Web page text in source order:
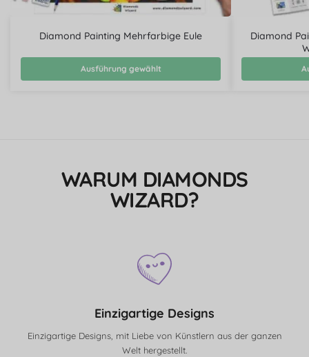
Diamond Painting Mehrfarbige Eule
Ausführung gewählt
Diamond
WARUM DIAMONDS
WIZARD?
Einzigartige Designs
Einzigartige Designs, mit Liebe von Künstlern aus der ganzen
Welt hergestellt.